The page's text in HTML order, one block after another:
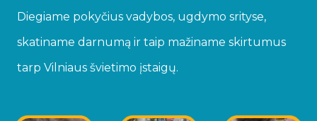
Diegiame pokyčius vadybos, ugdymo srityse,
skatiname darnumą ir taip mažiname skirtumus
tarp Vilniaus švietimo įstaigų.